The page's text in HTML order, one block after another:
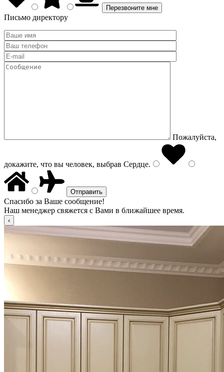
Письмо директору
Пожалуйста,
докажите, что вы человек, выбрав Сердце.
Спасибо за Ваше сообщение!
Наш менеджер свяжется с Вами в ближайшее время.